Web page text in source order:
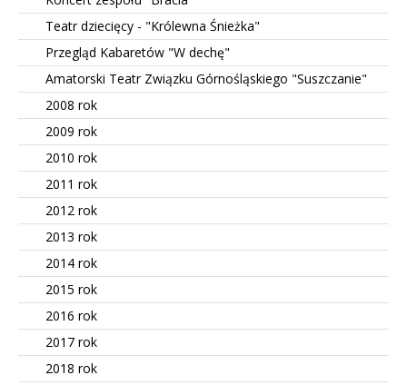
Teatr dziecięcy - "Królewna Śnieżka"
Przegląd Kabaretów "W dechę"
Amatorski Teatr Związku Górnośląskiego "Suszczanie"
2008 rok
2009 rok
2010 rok
2011 rok
2012 rok
2013 rok
2014 rok
2015 rok
2016 rok
2017 rok
2018 rok